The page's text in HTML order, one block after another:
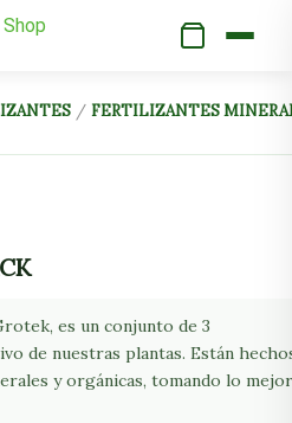
/ FERTILIZANTES
es un conjunto de 3
de nuestras plantas. Están
y orgánicas, tomando lo mejor